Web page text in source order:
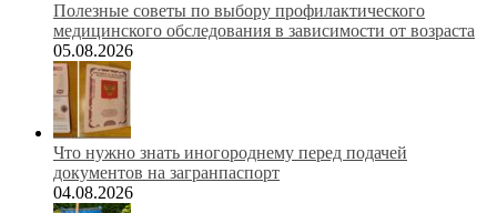
Полезные советы по выбору профилактического
медицинского обследования в зависимости от возраста
05.08.2026
Что нужно знать иногороднему перед подачей
документов на загранпаспорт
04.08.2026